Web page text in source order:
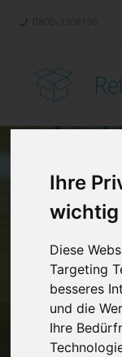
Ihre
wichtig
Diese
Targeting
besseres
und die
Ihre